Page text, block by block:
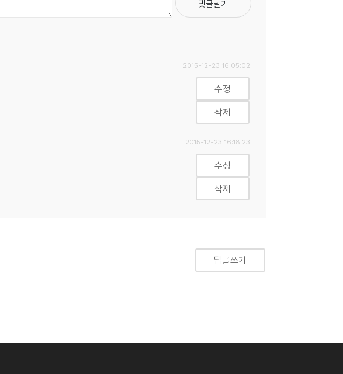
2015-12-23 16:05:02
수정
삭제
2015-12-23 16:18:23
수정
삭제
답글쓰기